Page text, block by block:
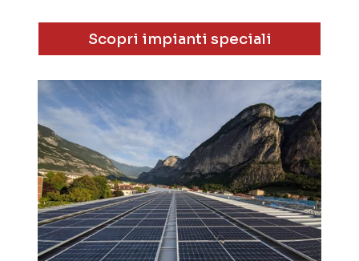
Scopri impianti speciali